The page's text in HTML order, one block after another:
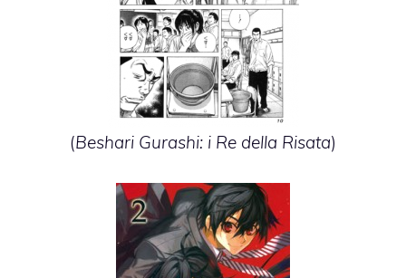
(Beshari Gurashi: i Re della Risata)